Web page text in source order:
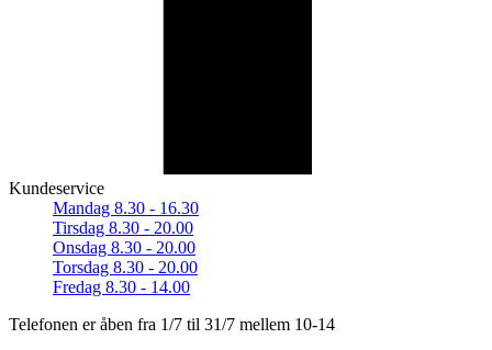
Kundeservice
Mandag 8.30 - 16.30
Tirsdag 8.30 - 20.00
Onsdag 8.30 - 20.00
Torsdag 8.30 - 20.00
Fredag 8.30 - 14.00
Telefonen er åben fra 1/7 til 31/7 mellem 10-14